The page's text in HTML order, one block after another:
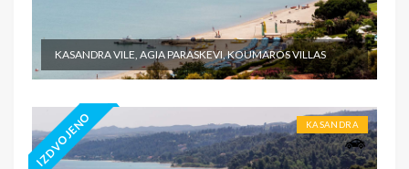
KASANDRA VILE, AGIA PARASKEVI, KOUMAROS VILLAS
IZDVOJENO KASANDRA